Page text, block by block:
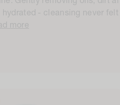
hydrated - cleansing never felt
more